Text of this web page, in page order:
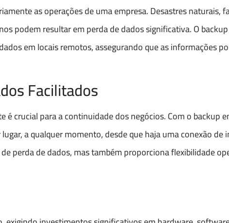
as operações de uma empresa. Desastres naturais,
podem resultar em perda de dados significativa. O
em locais remotos, assegurando que as informações
Facilitados
é crucial para a continuidade dos negócios. Com o backup
a qualquer momento, desde que haja uma conexão de
perda de dados, mas também proporciona flexibilidade